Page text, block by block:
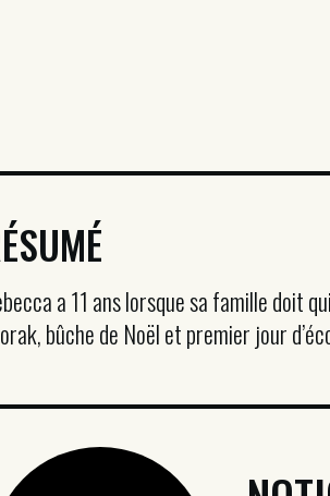
a 11 ans lorsque sa famille doit
bûche de Noël et premier jour